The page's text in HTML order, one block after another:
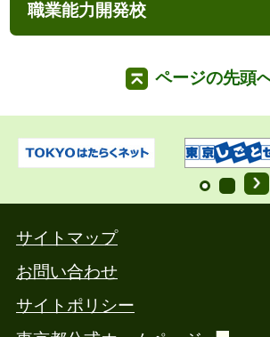
職業能力開発校
ページの先頭
サイトマップ
お問い合わせ
サイトポリシー